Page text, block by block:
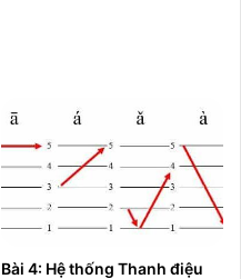
Bài 4: Hệ thống Thanh điệu